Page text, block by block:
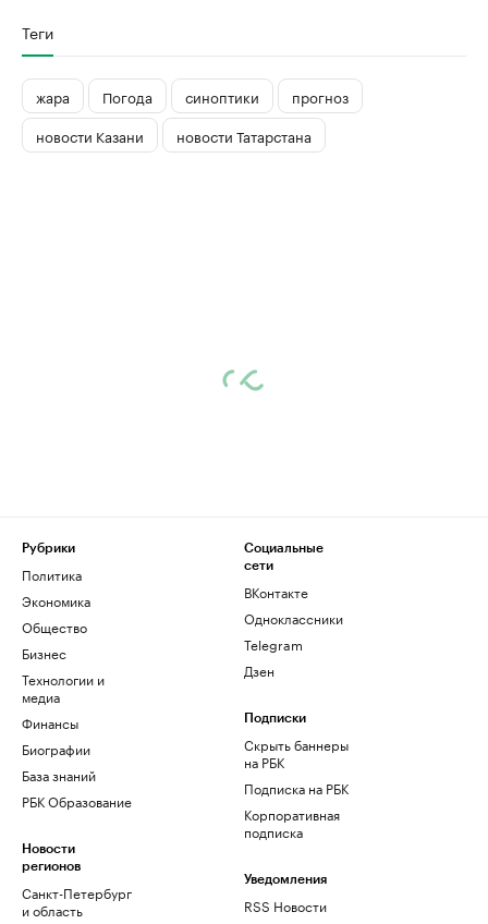
Теги
жара Погода синоптики
прогноз
новости Казани
новости Татарстана
Рубрики
Политика
Экономика
Общество
Бизнес
Технологии и
медиа
Финансы
Биографии
База знаний
РБК Образование
Новости
регионов
Санкт-Петербург
и область
Социальные
сети
ВКонтакте
Одноклассники
Telegram
Дзен
Подписки
Скрыть баннеры
на РБК
Подписка на РБК
Корпоративная
подписка
Уведомления
RSS Новости